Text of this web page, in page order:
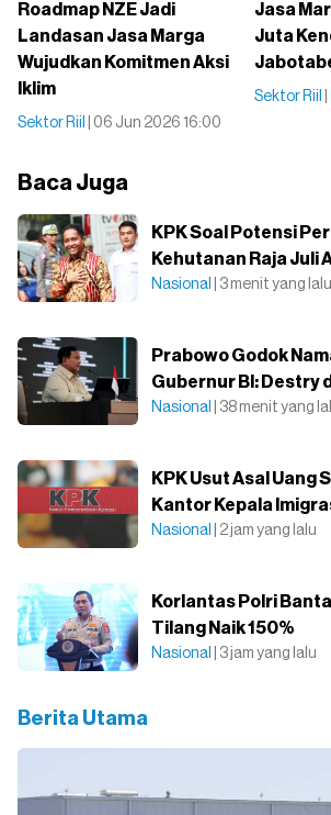
Roadmap NZE Jadi
Landasan Jasa Marga
Wujudkan Komitmen Aksi
Iklim
Sektor Riil | 06 Jun 2026 16:00
Jasa
Juta
Sektor Riil
Baca Juga
KPK Soal Potensi
Kehutanan Raja Juli
Nasional | 3 menit yang lalu
Prabowo Godok
Gubernur BI: Destry
Nasional | 38 menit yang
KPK Usut Asal Uang
Kantor Kepala
Nasional | 2 jam yang lalu
Korlantas Polri
Tilang Naik 150%
Nasional | 3 jam yang lalu
Berita Utama